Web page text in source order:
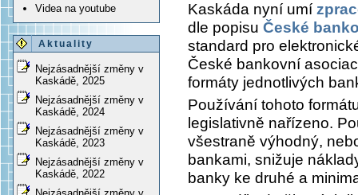
Videa na youtube
Aktuality
Nejzásadnější změny v
Kaskádě, 2025
Nejzásadnější změny v
Kaskádě, 2024
Nejzásadnější změny v
Kaskádě, 2023
Nejzásadnější změny v
Kaskádě, 2022
Kaskáda nyní umí
dle popisu České
standard pro
České bankovní
formáty jednotlivých
Používání tohoto
legislativně nařízeno.
všestraně výhodný,
bankami, snižuje
banky ke druhé a